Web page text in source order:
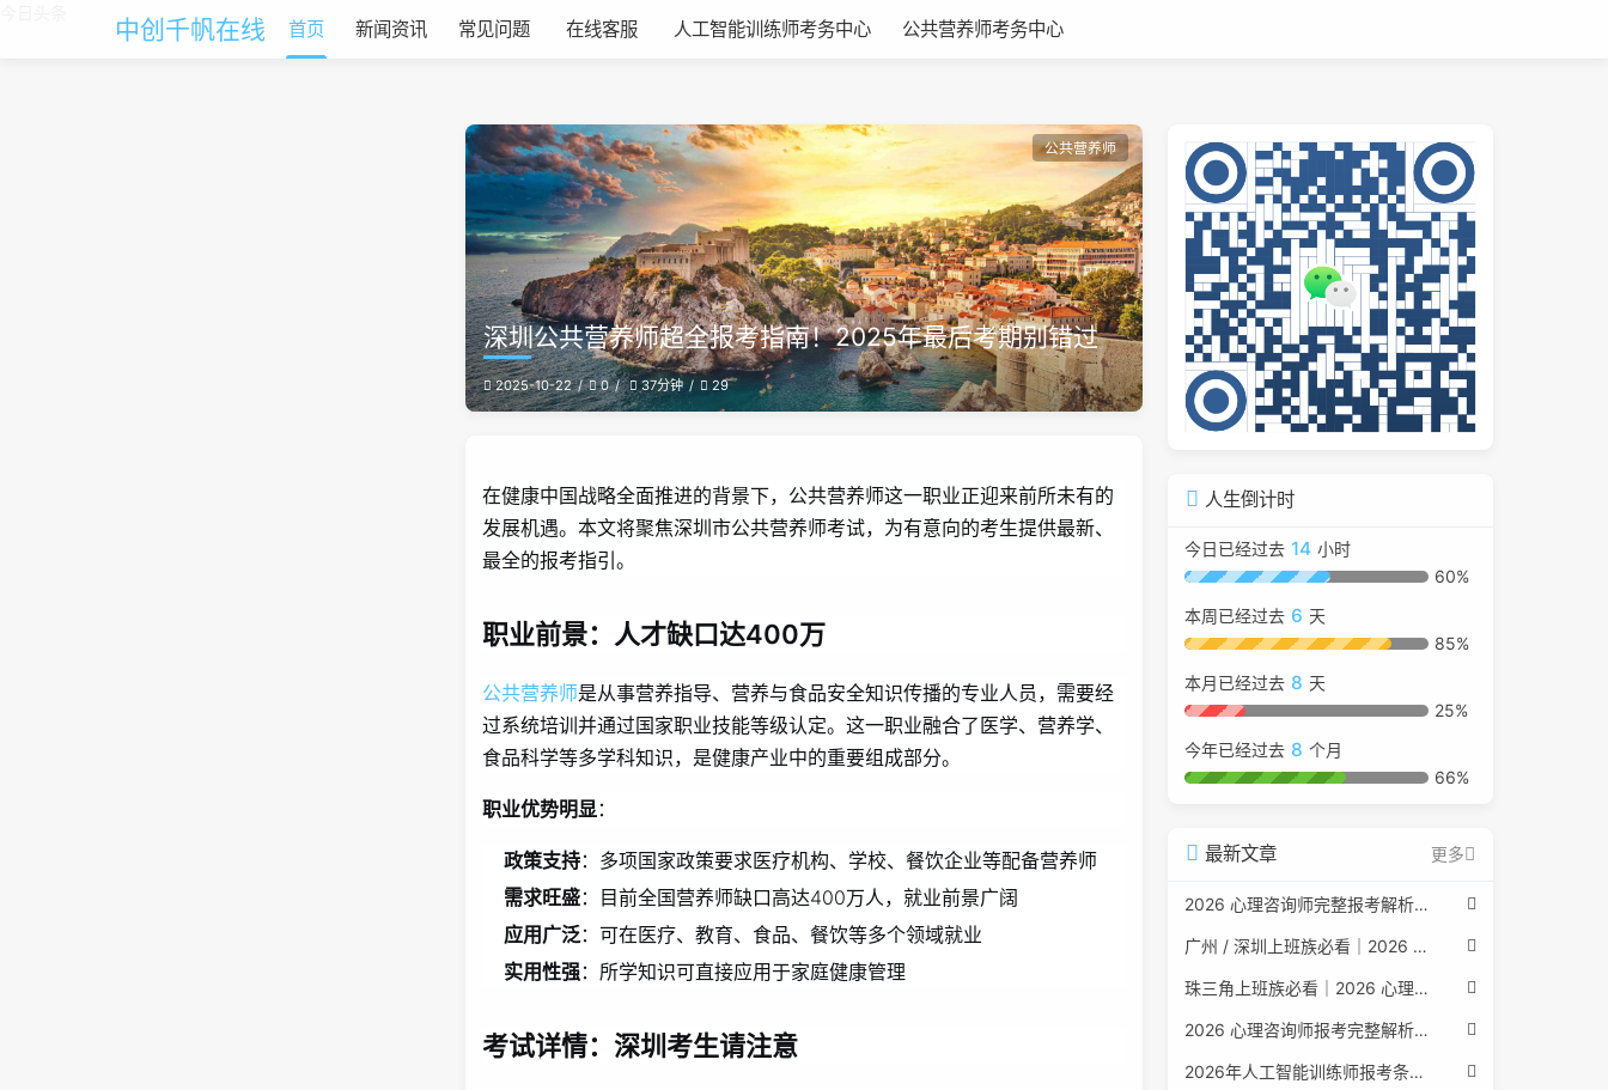
中创千帆在线 首页 新闻资讯 常见问题 在线客服 人工智能训练师考务中心 公共营养师考务中心
公共营养师
深圳公共营养师超全报考指南！2025年最后考期别错过
2025-10-22 0 37分钟 29
在健康中国战略全面推进的背景下，公共营养师这一职业正迎来前所未有的
发展机遇。本文将聚焦深圳市公共营养师考试，为有意向的考生提供最新、
最全的报考指引。
职业前景：人才缺口达400万
公共营养师是从事营养指导、营养与食品安全知识传播的专业人员，需要经
过系统培训并通过国家职业技能等级认定。这一职业融合了医学、营养学、
食品科学等多学科知识，是健康产业中的重要组成部分。
职业优势明显 ：
政策支持：多项国家政策要求医疗机构、学校、餐饮企业等配备营养师
需求旺盛：目前全国营养师缺口高达400万人，就业前景广阔
应用广泛：可在医疗、教育、食品、餐饮等多个领域就业
实用性强：所学知识可直接应用于家庭健康管理
考试详情：深圳考生请注意
人生倒计时
今日已经过去 14 小时
60%
本周已经过去 6 天
85%
本月已经过去 8 天
25%
今年已经过去 8 个月
66%
最新文章 更多
2026 心理咨询师完整报考解析（2017 国考取消后现行权威体系 + 避坑全指南）
广州 / 深圳上班族必看｜2026 心理咨询师考证指南，转行副业、情绪疏导双收益
珠三角上班族必看｜2026 心理咨询师考证指南，转行副业、情绪疏导双收益
2026 心理咨询师报考完整解析｜2017 国考取消后正规报考标准、流程避坑指南
2026年人工智能训练师报考条件与流程：2026年最新官方要求全面解读